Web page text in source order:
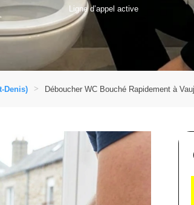
Ligne d’appel active
Denis) Déboucher WC Bouché Rapidement à